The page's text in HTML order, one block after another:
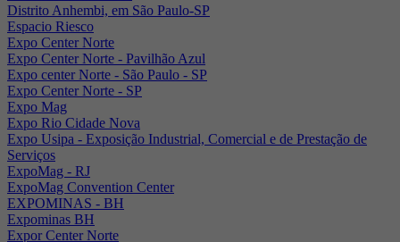
Distrito Anhembi, em São Paulo-SP
Espacio Riesco
Expo Center Norte
Expo Center Norte - Pavilhão Azul
Expo center Norte - São Paulo - SP
Expo Center Norte - SP
Expo Mag
Expo Rio Cidade Nova
Expo Usipa - Exposição Industrial, Comercial e de Prestação de
Serviços
ExpoMag - RJ
ExpoMag Convention Center
EXPOMINAS - BH
Expominas BH
Expor Center Norte